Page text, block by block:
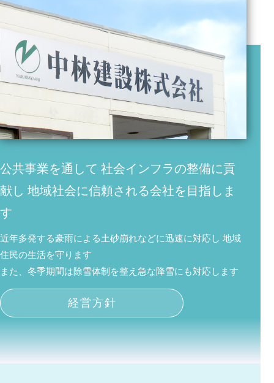
公共事業を通して 社会インフラの整備に貢
献し 地域社会に信頼される会社を目指しま
す
近年多発する豪雨による土砂崩れなどに迅速に対応し 地域
住民の生活を守ります
また、冬季期間は除雪体制を整え急な降雪にも対応します
経営方針